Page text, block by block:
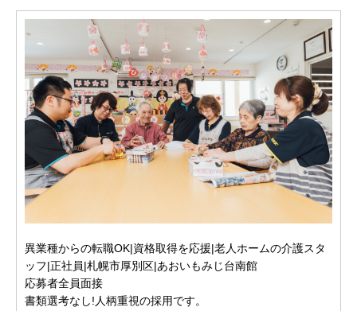
異業種からの転職OK|資格取得を応援|老人ホームの介護スタ
ッフ|正社員|札幌市厚別区|あおいもみじ台南館
応募者全員面接
書類選考なし!人柄重視の採用です。